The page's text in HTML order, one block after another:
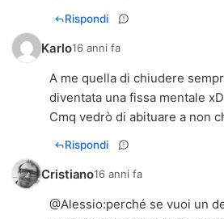
Rispondi
Karlo16 anni fa
A me quella di chiudere
diventata una fissa mentale xD
Cmq vedrò di abituare a non
Rispondi
Cristiano16 anni fa
@Alessio:perché se vuoi un